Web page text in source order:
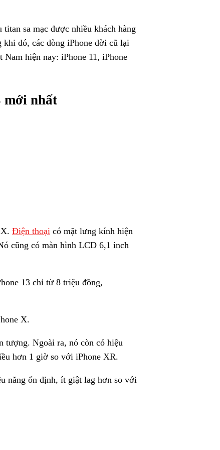
khúc tầm trung. iPhone 12 từ 11
sa mạc được nhiều khách hàng
đó, các dòng iPhone đời cũ lại
nhất
cũng có màn hình LCD 6,1 inch
X.
hơn 1 giờ so với iPhone XR.